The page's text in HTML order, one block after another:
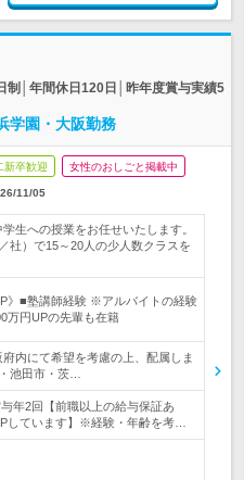
制│年間休日120日│昨年度賞与実績5
学園・大阪勤務
新卒歓迎 女性のおしごと掲載中
11/05
生への授業をお任せいたします。
社）で15～20人の少人数クラスを
》■塾講師経験 ※アルバイトの経験
万円UPの先輩も在籍
府内にて希望を考慮の上、配属しま
池田市・茨…
年2回【前職以上の給与保証あ
しています】※経験・年齢を考…